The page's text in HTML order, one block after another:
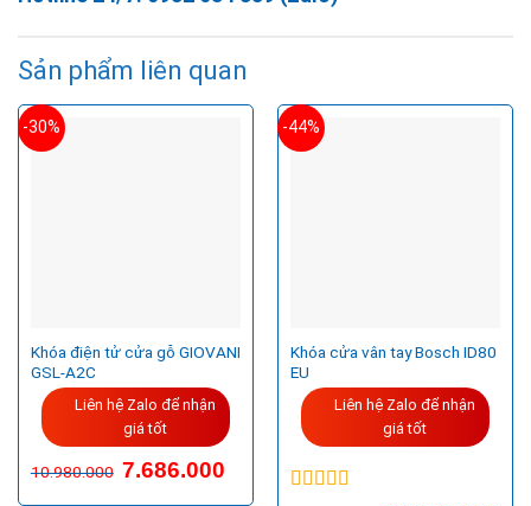
Sản phẩm liên quan
-30%
Khóa điện tử cửa gỗ GIOVANI
GSL-A2C
Liên hệ Zalo để nhận
giá tốt
10.980.000 7.686.000
-44%
Khóa cửa vân tay Bosch ID80
EU
Liên hệ Zalo để nhận
giá tốt